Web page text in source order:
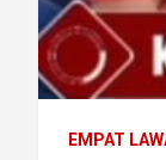
EMPAT